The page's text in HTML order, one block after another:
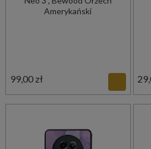
Amerykański
99,00 zł